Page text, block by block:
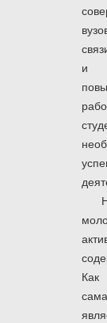
и
Как